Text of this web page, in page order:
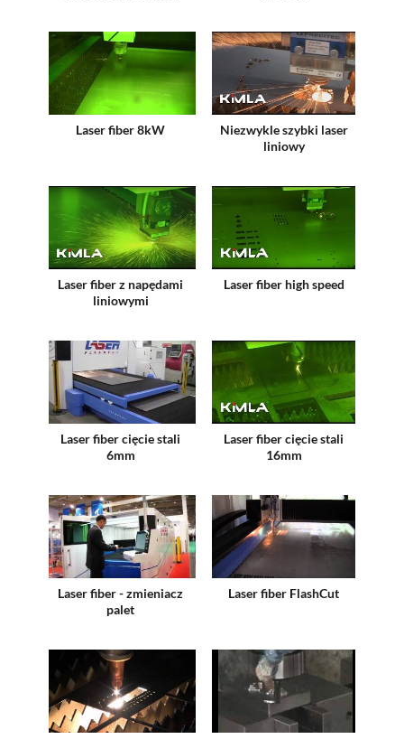
Laser fiber 8kW
Niezwykle szybki laser
liniowy
Laser fiber z napędami
liniowymi
Laser fiber high speed
Laser fiber cięcie stali
6mm
Laser fiber cięcie stali
16mm
Laser fiber - zmieniacz
palet
Laser fiber FlashCut